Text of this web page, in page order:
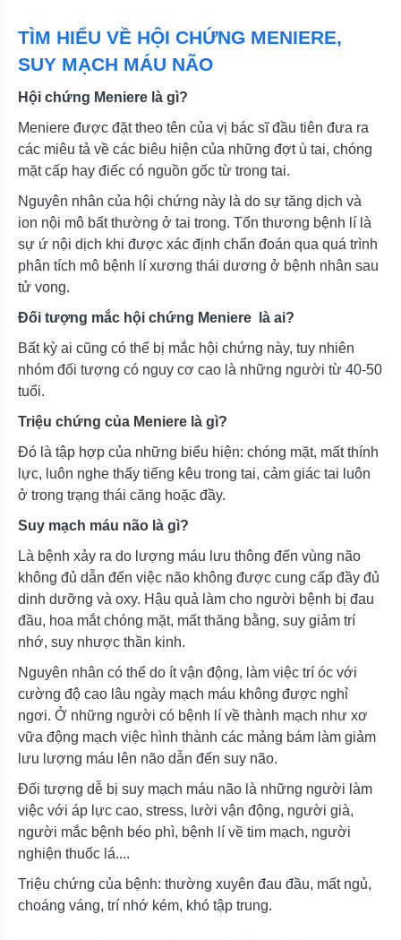
TÌM HIỂU VỀ HỘI CHỨNG MENIERE,
SUY MẠCH MÁU NÃO
Hội chứng Meniere là gì?
Meniere được đặt theo tên của vị bác sĩ đầu tiên đưa ra
các miêu tả về các biêu hiện của những đợt ù tai, chóng
mặt cấp hay điếc có nguồn gốc từ trong tai.
Nguyên nhân của hội chứng này là do sự tăng dịch và
ion nội mô bất thường ở tai trong. Tổn thương bệnh lí là
sự ứ nội dịch khi được xác định chẩn đoán qua quá trình
phân tích mô bệnh lí xương thái dương ở bệnh nhân sau
tử vong.
Đối tượng mắc hội chứng Meniere là ai?
Bất kỳ ai cũng có thể bị mắc hội chứng này, tuy nhiên
nhóm đối tượng có nguy cơ cao là những người từ 40-50
tuổi.
Triệu chứng của Meniere là gì?
Đó là tập hợp của những biểu hiện: chóng mặt, mất thính
lực, luôn nghe thấy tiếng kêu trong tai, cảm giác tai luôn
ở trong trạng thái căng hoặc đầy.
Suy mạch máu não là gì?
Là bệnh xảy ra do lượng máu lưu thông đến vùng não
không đủ dẫn đến việc não không được cung cấp đầy đủ
dinh dưỡng và oxy. Hậu quả làm cho người bệnh bị đau
đầu, hoa mắt chóng mặt, mất thăng bằng, suy giảm trí
nhớ, suy nhược thần kinh.
Nguyên nhân có thể do ít vận động, làm việc trí óc với
cường độ cao lâu ngày mạch máu không được nghỉ
ngơi. Ở những người có bệnh lí về thành mạch như xơ
vữa động mạch việc hình thành các mảng bám làm giảm
lưu lượng máu lên não dẫn đến suy não.
Đối tượng dễ bị suy mạch máu não là những người làm
việc với áp lực cao, stress, lười vận động, người già,
người mắc bệnh béo phì, bệnh lí về tim mạch, người
nghiện thuốc lá....
Triệu chứng của bệnh: thường xuyên đau đầu, mất ngủ,
choáng váng, trí nhớ kém, khó tập trung.